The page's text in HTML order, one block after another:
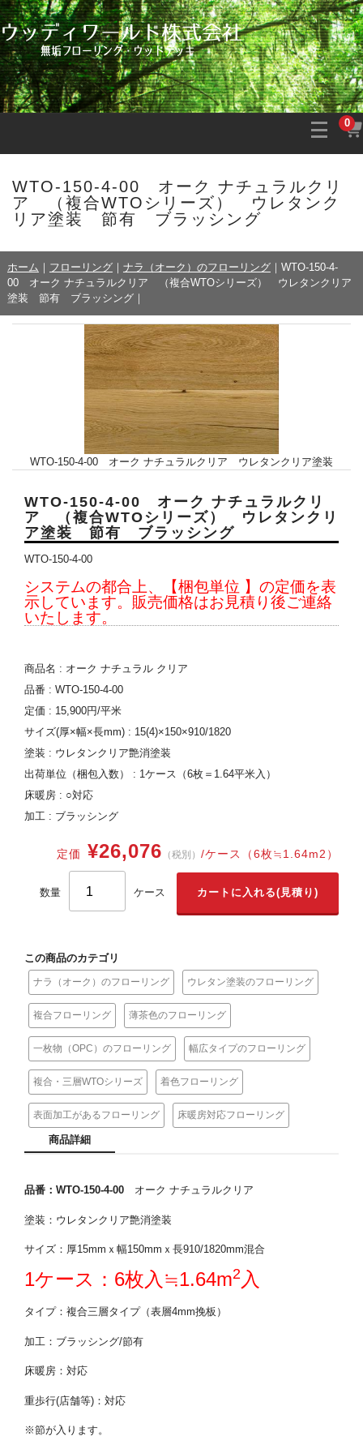
0
WTO-150-4-00 オーク ナチュラルクリ
ア （複合WTOシリーズ） ウレタンク
リア塗装 節有 ブラッシング
ホーム ｜ フローリング｜ ナラ（オーク）のフローリング｜ WTO-150-4-
00 オーク ナチュラルクリア （複合WTOシリーズ） ウレタンクリア
塗装 節有 ブラッシング｜
WTO-150-4-00 オーク ナチュラルクリア ウレタンクリア塗装
WTO-150-4-00 オーク ナチュラルクリ
ア （複合WTOシリーズ） ウレタンクリ
ア塗装 節有 ブラッシング
WTO-150-4-00
システムの都合上、【梱包単位 】の定価を表
示しています。販売価格はお見積り後ご連絡
いたします。
商品名 : オーク ナチュラル クリア
品番 : WTO-150-4-00
定価 : 15,900円/平米
サイズ(厚×幅×長mm) : 15(4)×150×910/1820
塗装 : ウレタンクリア艶消塗装
出荷単位（梱包入数） : 1ケース（6枚＝1.64平米入）
床暖房 : ○対応
加工 : ブラッシング
定価 ¥26,076 （税別） /ケース（6枚≒1.64m2）
数量 ケース
この商品のカテゴリ
ナラ（オーク）のフローリング ウレタン塗装のフローリング
複合フローリング 薄茶色のフローリング
一枚物（OPC）のフローリング 幅広タイプのフローリング
複合・三層WTOシリーズ 着色フローリング
表面加工があるフローリング 床暖房対応フローリング
商品詳細
品番：WTO-150-4-00 オーク ナチュラルクリア
塗装：ウレタンクリア艶消塗装
サイズ：厚15mmｘ幅150mmｘ長910/1820mm混合
1ケース：6枚入≒1.64m2 入
タイプ：複合三層タイプ（表層4mm挽板）
加工：ブラッシング/節有
床暖房： 対応
重歩行(店舗等)：対応
※節が入ります。